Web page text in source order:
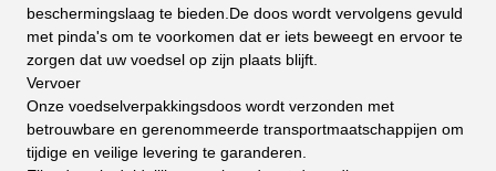
beschermingslaag te bieden.De doos wordt vervolgens gevuld
met pinda's om te voorkomen dat er iets beweegt en ervoor te
zorgen dat uw voedsel op zijn plaats blijft.
Vervoer
Onze voedselverpakkingsdoos wordt verzonden met
betrouwbare en gerenommeerde transportmaatschappijen om
tijdige en veilige levering te garanderen.